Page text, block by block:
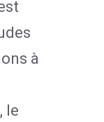
à
le